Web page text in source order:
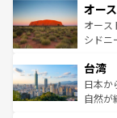
部のニ
文化が
しみな
ならではの
情報は
ワイ島
島だが
おすす
れるお
人々、
ク、伝
オー
オース
シドニ
リアリ
ク）、
ど、見
台湾
日本か
自然が